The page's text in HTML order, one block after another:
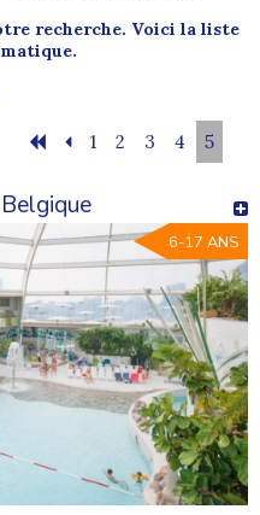
recherche. Voici la liste
1 2 3 4 5
6-17 ANS